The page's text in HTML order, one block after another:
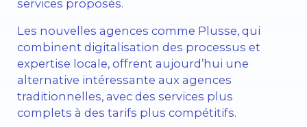
services proposés.
Les nouvelles agences comme Plusse, qui
combinent digitalisation des processus et
expertise locale, offrent aujourd’hui une
alternative intéressante aux agences
traditionnelles, avec des services plus
complets à des tarifs plus compétitifs.